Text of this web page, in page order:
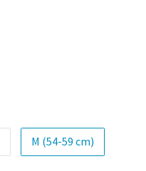
M (54-59 cm)